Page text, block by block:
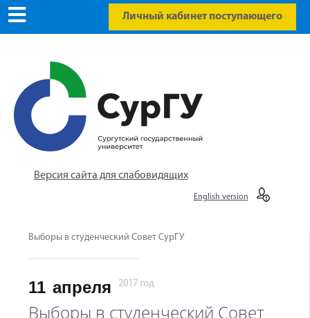
Личный кабинет поступающего
Версия сайта для слабовидящих
English version
Выборы в студенческий Совет СурГУ
11 апреля 2017 год
Выборы в студенческий Совет